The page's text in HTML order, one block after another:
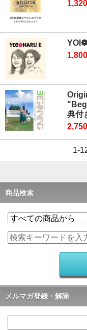
典付
1-
商品検索
メルマガ登録・解除